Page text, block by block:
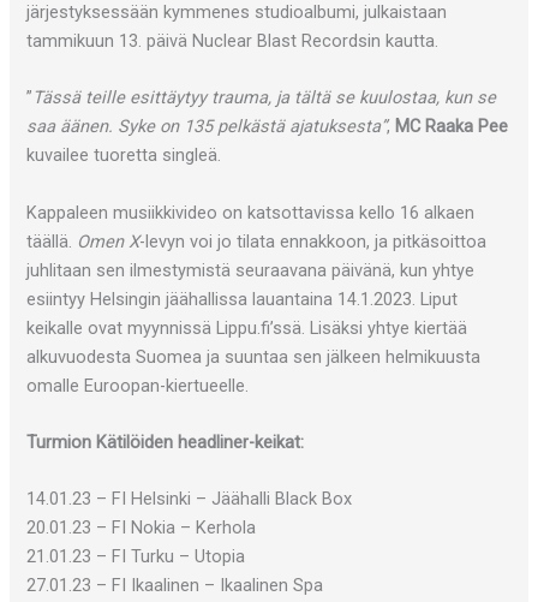
järjestyksessään kymmenes studioalbumi, julkaistaan
tammikuun 13. päivä Nuclear Blast Recordsin kautta.
” Tässä teille esittäytyy trauma, ja tältä se kuulostaa, kun se
saa äänen. Syke on 135 pelkästä ajatuksesta”, MC Raaka Pee
kuvailee tuoretta singleä.
Kappaleen musiikkivideo on katsottavissa kello 16 alkaen
täällä. Omen X-levyn voi jo tilata ennakkoon, ja pitkäsoittoa
juhlitaan sen ilmestymistä seuraavana päivänä, kun yhtye
esiintyy Helsingin jäähallissa lauantaina 14.1.2023. Liput
keikalle ovat myynnissä Lippu.fi’ssä. Lisäksi yhtye kiertää
alkuvuodesta Suomea ja suuntaa sen jälkeen helmikuusta
omalle Euroopan-kiertueelle.
Turmion Kätilöiden headliner-keikat:
14.01.23 – FI Helsinki – Jäähalli Black Box
20.01.23 – FI Nokia – Kerhola
21.01.23 – FI Turku – Utopia
27.01.23 – FI Ikaalinen – Ikaalinen Spa